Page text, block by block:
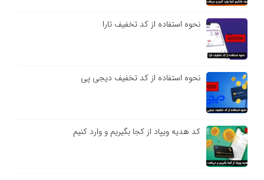
نحوه استفاده از کد تخفیف تارا
نحوه استفاده از کد تخفیف دیجی پی
کد هدیه ویپاد از کجا بگیریم و وارد کنیم